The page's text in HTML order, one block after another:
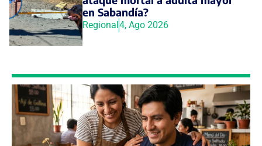
en Sabandía?
Regional4, Ago 2026